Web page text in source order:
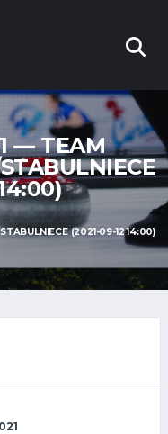
— TEAM
(2021-09-12 14:00)